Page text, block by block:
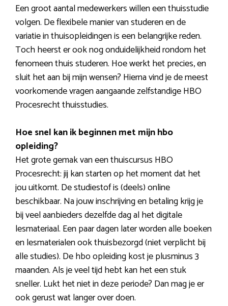
Een groot aantal medewerkers willen een thuisstudie
volgen. De flexibele manier van studeren en de
variatie in thuisopleidingen is een belangrijke reden.
Toch heerst er ook nog onduidelijkheid rondom het
fenomeen thuis studeren. Hoe werkt het precies, en
sluit het aan bij mijn wensen? Hierna vind je de meest
voorkomende vragen aangaande zelfstandige HBO
Procesrecht thuisstudies.
Hoe snel kan ik beginnen met mijn hbo
opleiding?
Het grote gemak van een thuiscursus HBO
Procesrecht: jij kan starten op het moment dat het
jou uitkomt. De studiestof is (deels) online
beschikbaar. Na jouw inschrijving en betaling krijg je
bij veel aanbieders dezelfde dag al het digitale
lesmateriaal. Een paar dagen later worden alle boeken
en lesmaterialen ook thuisbezorgd (niet verplicht bij
alle studies). De hbo opleiding kost je plusminus 3
maanden. Als je veel tijd hebt kan het een stuk
sneller. Lukt het niet in deze periode? Dan mag je er
ook gerust wat langer over doen.